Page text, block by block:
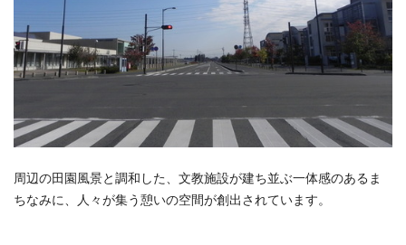
周辺の田園風景と調和した、文教施設が建ち並ぶ一体感のあるま
ちなみに、人々が集う憩いの空間が創出されています。